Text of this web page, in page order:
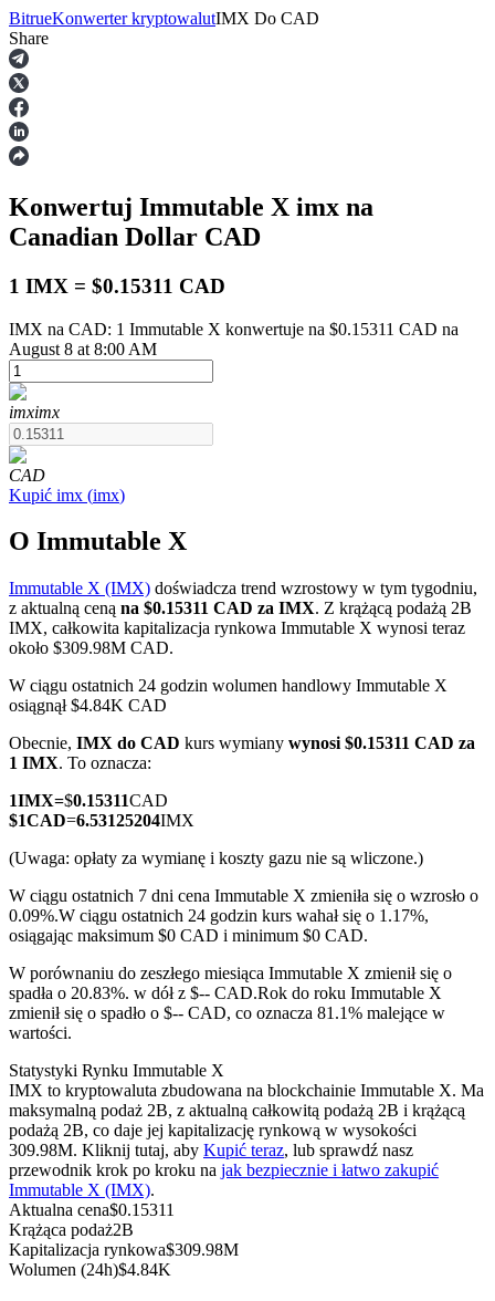
Kontrakty terminowe
Kontrakty terminowe na USDT
Kontrakty terminowe COIN-M
Kontrakty terminowe na kryptowaluty
TradFi
Instrumenty pochodne na akcje, forex, metale szlachetne i
towary
Kontrakty terminowe na USDC
Kontrakty futures wykorzystujące USDC jako zabezpieczenie
Kopiowanie Transakcji
BitrueKonwerter kryptowalutIMX Do CAD
Share
Konwertuj Immutable X imx na
Canadian Dollar CAD
1 IMX = $0.15311 CAD
IMX na CAD: 1 Immutable X konwertuje na $0.15311 CAD na
August 8 at 8:00 AM
imximx
CAD
Kupić imx (imx)
O Immutable X
Immutable X (IMX) doświadcza trend wzrostowy w tym tygodniu,
z aktualną ceną na $0.15311 CAD za IMX. Z krążącą podażą 2B
IMX, całkowita kapitalizacja rynkowa Immutable X wynosi teraz
około $309.98M CAD.
W ciągu ostatnich 24 godzin wolumen handlowy Immutable X
osiągnął $4.84K CAD
Obecnie, IMX do CAD kurs wymiany wynosi $0.15311 CAD za
1 IMX. To oznacza:
1IMX=$0.15311CAD
$1CAD=6.53125204IMX
(Uwaga: opłaty za wymianę i koszty gazu nie są wliczone.)
W ciągu ostatnich 7 dni cena Immutable X zmieniła się o wzrosło o
0.09%.W ciągu ostatnich 24 godzin kurs wahał się o 1.17%,
osiągając maksimum $0 CAD i minimum $0 CAD.
W porównaniu do zeszłego miesiąca Immutable X zmienił się o
spadła o 20.83%. w dół z $-- CAD.Rok do roku Immutable X
zmienił się o spadło o $-- CAD, co oznacza 81.1% malejące w
wartości.
Statystyki Rynku Immutable X
IMX to kryptowaluta zbudowana na blockchainie Immutable X. Ma
maksymalną podaż 2B, z aktualną całkowitą podażą 2B i krążącą
podażą 2B, co daje jej kapitalizację rynkową w wysokości
309.98M. Kliknij tutaj, aby Kupić teraz, lub sprawdź nasz
przewodnik krok po kroku na jak bezpiecznie i łatwo zakupić
Immutable X (IMX).
Aktualna cena$0.15311
Krążąca podaż2B
Kapitalizacja rynkowa$309.98M
Wolumen (24h)$4.84K